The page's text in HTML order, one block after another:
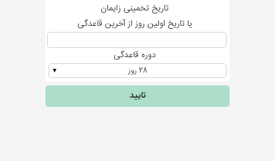
تاریخ تخمینی زایمان
یا تاریخ اولین روز از آخرین قاعدگی
دوره قاعدگی
▼
تایید